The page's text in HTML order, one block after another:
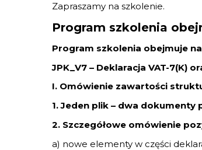
Zapraszamy na szkolenie.
Program szkolenia
Program szkolenia obejmuje
JPK_V7 – Deklaracja VAT-7(K)
I. Omówienie zawartości
1. Jeden plik – dwa
2. Szczegółowe omówienie
a) nowe elementy w części